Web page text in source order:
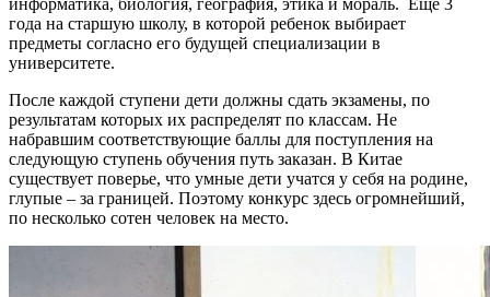
информатика, биология, география, этика и мораль. Еще 3
года на старшую школу, в которой ребенок выбирает
предметы согласно его будущей специализации в
университете.
После каждой ступени дети должны сдать экзамены, по
результатам которых их распределят по классам. Не
набравшим соответствующие баллы для поступления на
следующую ступень обучения путь заказан. В Китае
существует поверье, что умные дети учатся у себя на родине,
глупые – за границей. Поэтому конкурс здесь огромнейший,
по несколько сотен человек на место.